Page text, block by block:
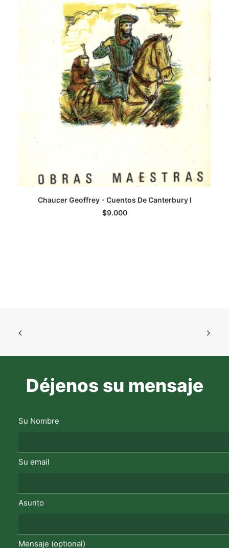
Chaucer Geoffrey - Cuentos De Canterbury I
$9.000
Déjenos su mensaje
Su Nombre
Su email
Asunto
Mensaje (optional)